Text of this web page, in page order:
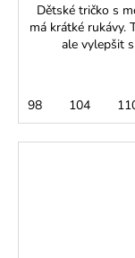
Dětské tričko s
má krátké rukávy.
ale vylepšit
98 104